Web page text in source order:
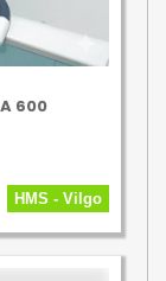
600
HMS - Vilgo